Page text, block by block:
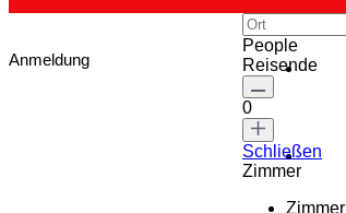
Anmeldung
People
Reisende
0
Schließen
Zimmer
Zimmer